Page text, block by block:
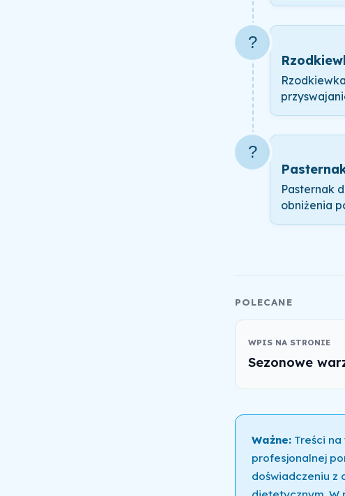
?
?
Pasternak
obniżenia
POLECANE
WPIS NA STRONIE
Sezonowe
Ważne:Treści na
profesjonalnej
doświadczeniu z